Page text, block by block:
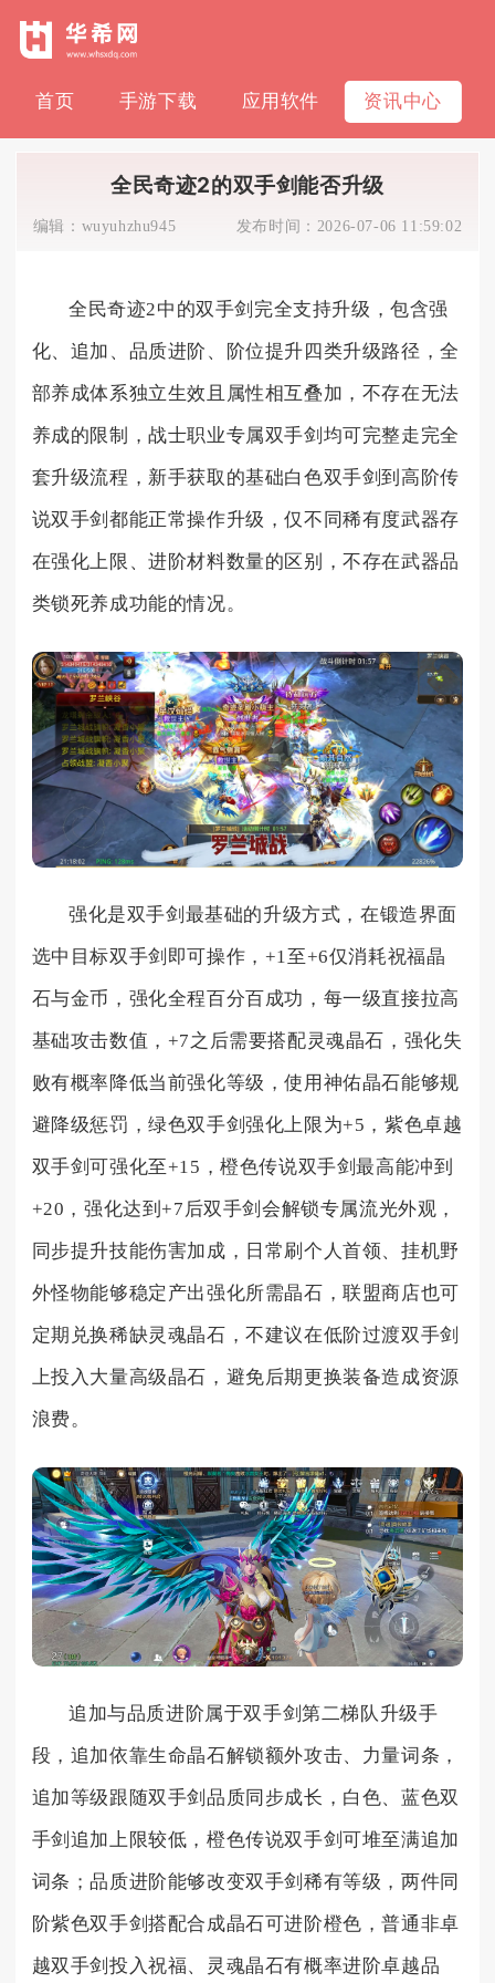
首页 手游下载 应用软件 资讯中心
全民奇迹2的双手剑能否升级
编辑： wuyuhzhu945 发布时间： 2026-07-06 11:59:02
全民奇迹2中的双手剑完全支持升级，包含强
化、追加、品质进阶、阶位提升四类升级路径，全
部养成体系独立生效且属性相互叠加，不存在无法
养成的限制，战士职业专属双手剑均可完整走完全
套升级流程，新手获取的基础白色双手剑到高阶传
说双手剑都能正常操作升级，仅不同稀有度武器存
在强化上限、进阶材料数量的区别，不存在武器品
类锁死养成功能的情况。
强化是双手剑最基础的升级方式，在锻造界面
选中目标双手剑即可操作，+1至+6仅消耗祝福晶
石与金币，强化全程百分百成功，每一级直接拉高
基础攻击数值，+7之后需要搭配灵魂晶石，强化失
败有概率降低当前强化等级，使用神佑晶石能够规
避降级惩罚，绿色双手剑强化上限为+5，紫色卓越
双手剑可强化至+15，橙色传说双手剑最高能冲到
+20，强化达到+7后双手剑会解锁专属流光外观，
同步提升技能伤害加成，日常刷个人首领、挂机野
外怪物能够稳定产出强化所需晶石，联盟商店也可
定期兑换稀缺灵魂晶石，不建议在低阶过渡双手剑
上投入大量高级晶石，避免后期更换装备造成资源
浪费。
追加与品质进阶属于双手剑第二梯队升级手
段，追加依靠生命晶石解锁额外攻击、力量词条，
追加等级跟随双手剑品质同步成长，白色、蓝色双
手剑追加上限较低，橙色传说双手剑可堆至满追加
词条；品质进阶能够改变双手剑稀有等级，两件同
阶紫色双手剑搭配合成晶石可进阶橙色，普通非卓
越双手剑投入祝福、灵魂晶石有概率进阶卓越品